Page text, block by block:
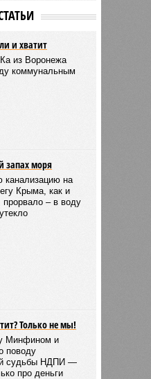
и хватит
из Воронежа
коммунальным
запах моря
канализацию на
Крыма, как и
– в воду
Только не мы!
Минфином и
поводу
судьбы НДПИ —
про деньги